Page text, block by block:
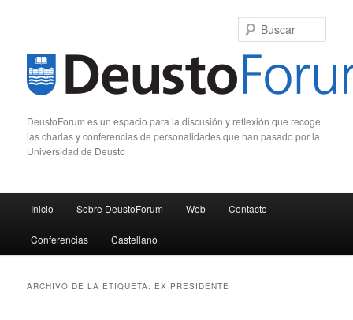
DeustoForum es un espacio para la discusión y reflexión que recoge
las charlas y conferencias de personalidades que han pasado por la
Universidad de Deusto
Ir al contenido principal
Ir al contenido secundario
Inicio Sobre DeustoForum Web Contacto
Conferencias Castellano
ARCHIVO DE LA ETIQUETA: EX PRESIDENTE